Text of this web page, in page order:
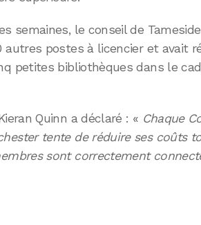
semaines, le conseil de
autres postes à licencier et avait
petites bibliothèques dans le
Quinn a déclaré : « Chaque
tente de réduire ses coûts
sont correctement